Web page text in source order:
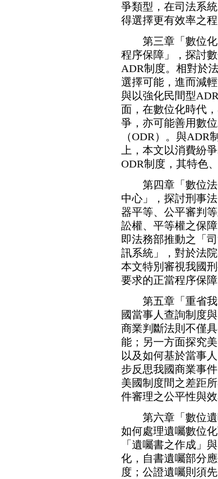
爭類型，在司法系
得選擇更有效率之
第三章「數位化
程序保障」，探討
ADR制度。相對於
選擇可能，進而減
與以強化民間型
面，在數位化時代
爭，亦可能善用數
（ODR）。與
上，本文以消費紛
ODR制度，其特色
第四章「數位法
中心」，探討刑事
器平等、公平審判
訟權、平等權之保
即法務部推動之「
訊系統」，對於法
本文特別審視我國
要求的正當程序保
第五章「重省我
國當事人查詢制度
商業判斷法則不僅
能；另一方面探究
以及如何基於當事
步反思我國商業事
美國制度間之差距
件審理之公平性與
第六章「數位遺
如何處理遺囑數位
「遺囑書之作成」
化，自書遺囑部分
度；公證遺囑則須